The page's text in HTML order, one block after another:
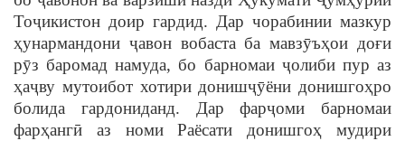
Тоҷикистон доир гардид. Дар чорабинии мазкур
ҳунармандони ҷавон вобаста ба мавзӯъҳои доғи
рӯз баромад намуда, бо барномаи ҷолиби пур аз
ҳаҷву мутоибот хотири донишҷӯёни донишгоҳро
болида гардониданд. Дар фарҷоми барномаи
фарҳангӣ аз номи Раёсати донишгоҳ мудири